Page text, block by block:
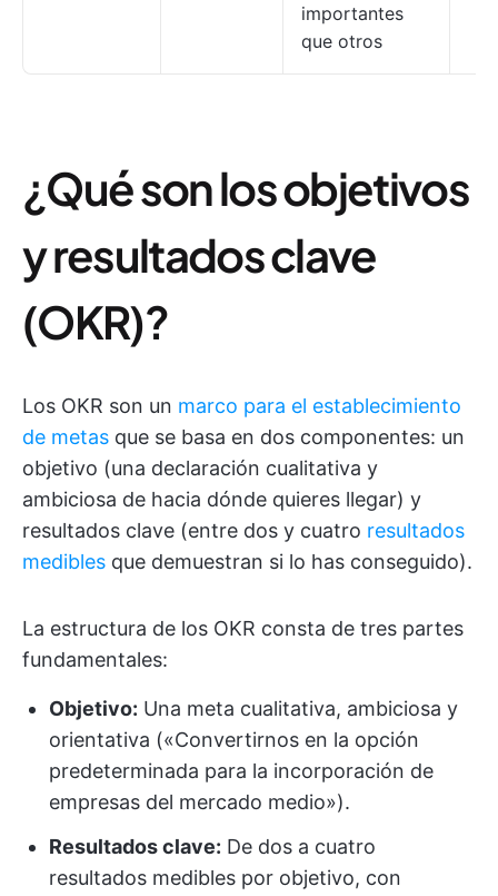
importantes
que otros
¿Qué son los objetivos
y resultados clave
(OKR)?
Los OKR son un marco para el establecimiento
de metas que se basa en dos componentes: un
objetivo (una declaración cualitativa y
ambiciosa de hacia dónde quieres llegar) y
resultados clave (entre dos y cuatro resultados
medibles que demuestran si lo has conseguido).
La estructura de los OKR consta de tres partes
fundamentales:
Objetivo: Una meta cualitativa, ambiciosa y
orientativa («Convertirnos en la opción
predeterminada para la incorporación de
empresas del mercado medio»).
Resultados clave: De dos a cuatro
resultados medibles por objetivo, con